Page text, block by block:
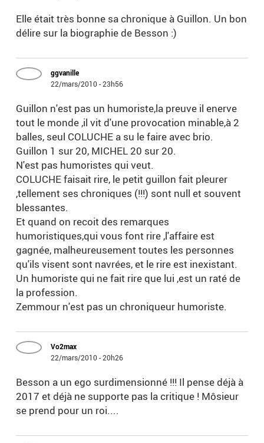
Elle était très bonne sa chronique à Guillon. Un bon
délire sur la biographie de Besson :)
ggvanille
22/mars/2010 - 23h56
Guillon n'est pas un humoriste,la preuve il enerve
tout le monde ,il vit d'une provocation minable,à 2
balles, seul COLUCHE a su le faire avec brio.
Guillon 1 sur 20, MICHEL 20 sur 20.
N'est pas humoristes qui veut.
COLUCHE faisait rire, le petit guillon fait pleurer
,tellement ses chroniques (!!!) sont null et souvent
blessantes.
Et quand on recoit des remarques
humoristiques,qui vous font rire ,l'affaire est
gagnée, malheureusement toutes les personnes
qu'ils visent sont navrées, et le rire est inexistant.
Un humoriste qui ne fait rire que lui ,est un raté de
la profession.
Zemmour n'est pas un chroniqueur humoriste.
Vo2max
22/mars/2010 - 20h26
Besson a un ego surdimensionné !!! Il pense déjà à
2017 et déjà ne supporte pas la critique ! Môsieur
se prend pour un roi....